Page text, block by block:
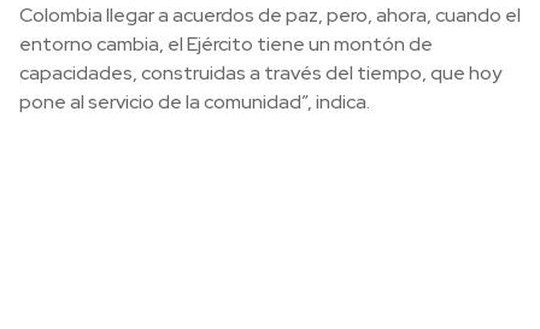
Colombia llegar a acuerdos de paz, pero, ahora, cuando el
entorno cambia, el Ejército tiene un montón de
capacidades, construidas a través del tiempo, que hoy
pone al servicio de la comunidad”, indica.